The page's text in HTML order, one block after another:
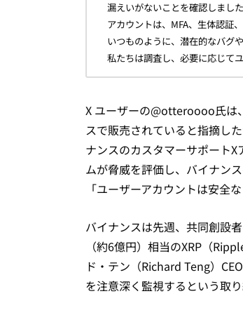
漏えいがないことを確認しまし
アカウントは、MFA、生体認証
いつものように、潜在的なバグ
私たちは調査し、必要に応じて
X ユーザーの@otteroooo氏は
スで販売されていると指摘し
ナンスのカスタマーサポート
ムが脅威を評価し、バイナン
「ユーザーアカウントは安全
バイナンスは先週、共同創設
（約6億円）相当のXRP（
ド・テン（Richard Teng）
を注意深く監視するという取